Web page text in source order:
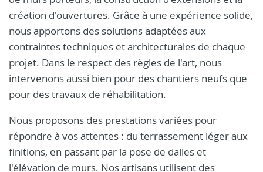
création d'ouvertures. Grâce à une expérience solide,
nous apportons des solutions adaptées aux
contraintes techniques et architecturales de chaque
projet. Dans le respect des règles de l'art, nous
intervenons aussi bien pour des chantiers neufs que
pour des travaux de réhabilitation.
Nous proposons des prestations variées pour
répondre à vos attentes : du terrassement léger aux
finitions, en passant par la pose de dalles et
l'élévation de murs. Nos artisans utilisent des